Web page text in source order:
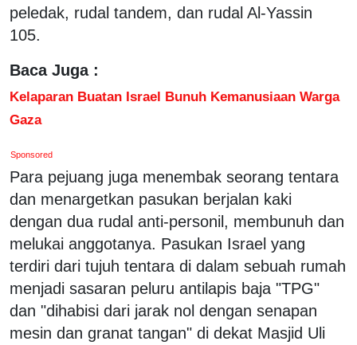
peledak, rudal tandem, dan rudal Al-Yassin
105.
Baca Juga :
Kelaparan Buatan Israel Bunuh Kemanusiaan Warga
Gaza
Sponsored
Para pejuang juga menembak seorang tentara
dan menargetkan pasukan berjalan kaki
dengan dua rudal anti-personil, membunuh dan
melukai anggotanya. Pasukan Israel yang
terdiri dari tujuh tentara di dalam sebuah rumah
menjadi sasaran peluru antilapis baja "TPG"
dan "dihabisi dari jarak nol dengan senapan
mesin dan granat tangan" di dekat Masjid Uli